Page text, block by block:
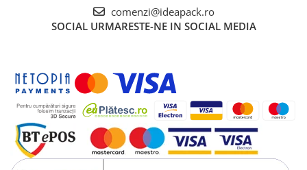
comenzi@ideapack.ro
SOCIAL URMARESTE-NE IN SOCIAL MEDIA